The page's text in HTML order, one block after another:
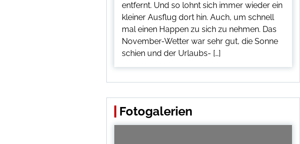
entfernt. Und so lohnt sich immer wieder ein
kleiner Ausflug dort hin. Auch, um schnell
mal einen Happen zu sich zu nehmen. Das
November-Wetter war sehr gut, die Sonne
schien und der Urlaubs- […]
Fotogalerien